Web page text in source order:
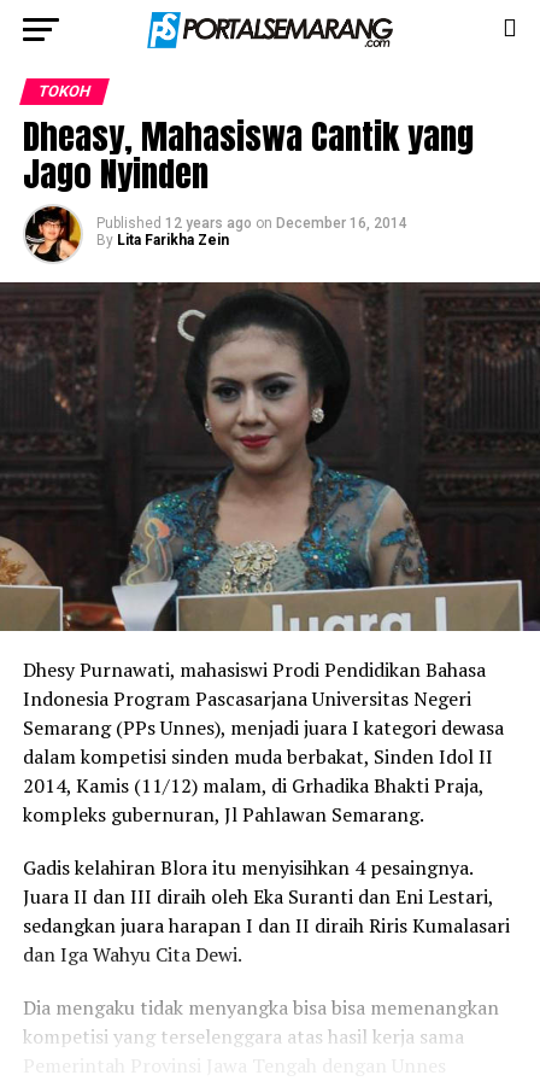
TOKOH
Dheasy, Mahasiswa Cantik yang
Jago Nyinden
Published 12 years ago on December 16, 2014
By Lita Farikha Zein
Dhesy Purnawati, mahasiswi Prodi Pendidikan Bahasa
Indonesia Program Pascasarjana Universitas Negeri
Semarang (PPs Unnes), menjadi juara I kategori dewasa
dalam kompetisi sinden muda berbakat, Sinden Idol II
2014, Kamis (11/12) malam, di Grhadika Bhakti Praja,
kompleks gubernuran, Jl Pahlawan Semarang.
Gadis kelahiran Blora itu menyisihkan 4 pesaingnya.
Juara II dan III diraih oleh Eka Suranti dan Eni Lestari,
sedangkan juara harapan I dan II diraih Riris Kumalasari
dan Iga Wahyu Cita Dewi.
Dia mengaku tidak menyangka bisa bisa memenangkan
kompetisi yang terselenggara atas hasil kerja sama